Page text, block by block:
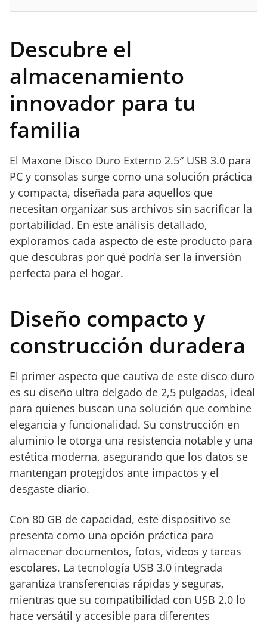
Descubre el
almacenamiento
innovador para tu
familia
El Maxone Disco Duro Externo 2.5″ USB 3.0 para
PC y consolas surge como una solución práctica
y compacta, diseñada para aquellos que
necesitan organizar sus archivos sin sacrificar la
portabilidad. En este análisis detallado,
exploramos cada aspecto de este producto para
que descubras por qué podría ser la inversión
perfecta para el hogar.
Diseño compacto y
construcción duradera
El primer aspecto que cautiva de este disco duro
es su diseño ultra delgado de 2,5 pulgadas, ideal
para quienes buscan una solución que combine
elegancia y funcionalidad. Su construcción en
aluminio le otorga una resistencia notable y una
estética moderna, asegurando que los datos se
mantengan protegidos ante impactos y el
desgaste diario.
Con 80 GB de capacidad, este dispositivo se
presenta como una opción práctica para
almacenar documentos, fotos, videos y tareas
escolares. La tecnología USB 3.0 integrada
garantiza transferencias rápidas y seguras,
mientras que su compatibilidad con USB 2.0 lo
hace versátil y accesible para diferentes